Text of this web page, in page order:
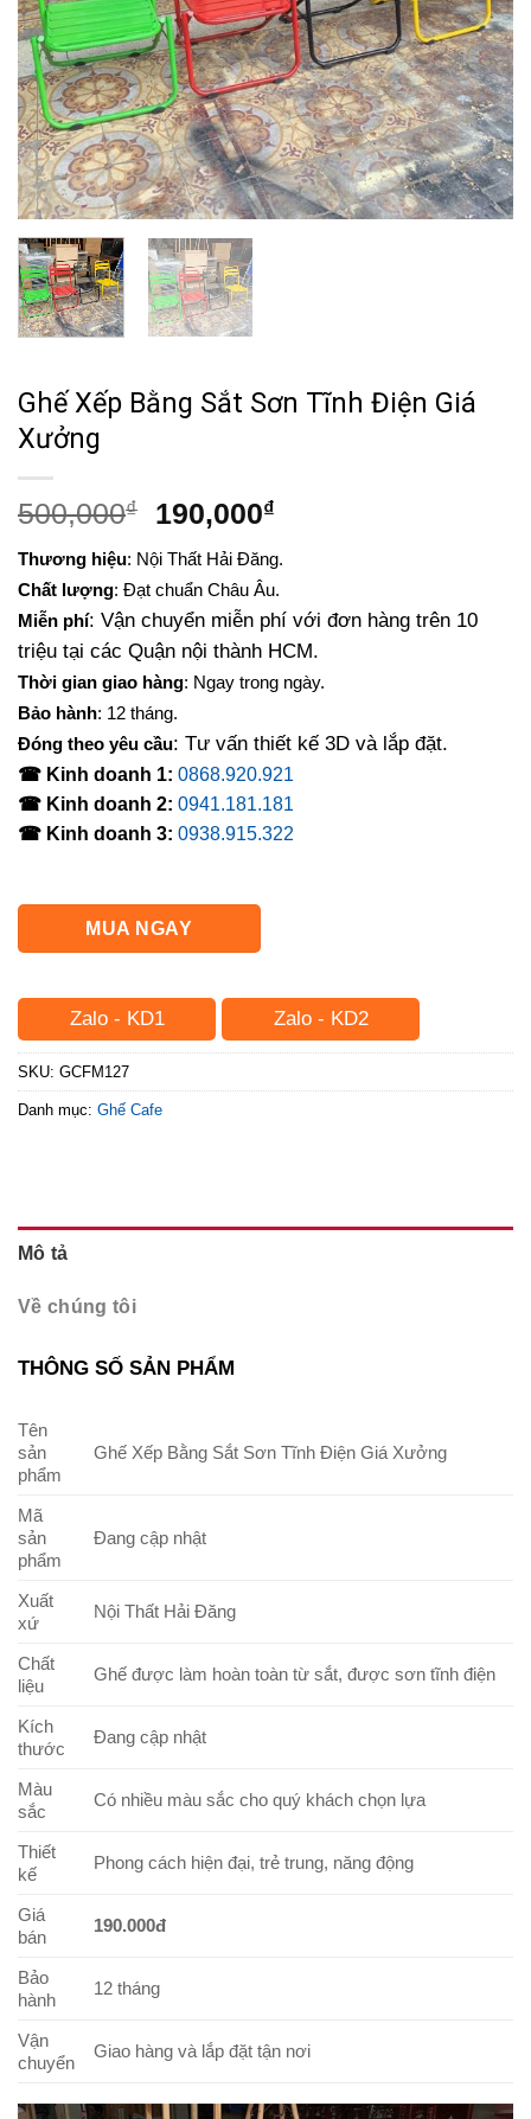
Ghế Xếp Bằng Sắt Sơn Tĩnh Điện Giá
Xưởng
500,000₫
Giá
là:
500,000₫.
190,000₫Giá
tại
là:
190,000₫.
Thương hiệu: Nội Thất Hải Đăng.
Chất lượng: Đạt chuẩn Châu Âu.
Miễn phí: Vận chuyển miễn phí với đơn hàng trên 10
triệu tại các Quận nội thành HCM.
Thời gian giao hàng: Ngay trong ngày.
Bảo hành: 12 tháng.
Đóng theo yêu cầu: Tư vấn thiết kế 3D và lắp đặt.
☎ Kinh doanh 1: 0868.920.921
☎ Kinh doanh 2: 0941.181.181
☎ Kinh doanh 3: 0938.915.322
MUA NGAY
Zalo - KD1 Zalo - KD2
SKU: GCFM127
Danh mục: Ghế Cafe
Mô tả
Về chúng tôi
THÔNG SỐ SẢN PHẨM
Tên
sản
phẩm
Ghế Xếp Bằng Sắt Sơn Tĩnh Điện Giá Xưởng
Mã
sản
phẩm
Đang cập nhật
Xuất
xứ
Nội Thất Hải Đăng
Chất
liệu
Ghế được làm hoàn toàn từ sắt, được sơn tĩnh điện
Kích
thước
Đang cập nhật
Màu
sắc
Có nhiều màu sắc cho quý khách chọn lựa
Thiết
kế
Phong cách hiện đại, trẻ trung, năng động
Giá
bán
190.000đ
Bảo
hành
12 tháng
Vận
chuyển
Giao hàng và lắp đặt tận nơi